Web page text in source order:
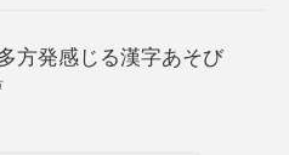
方発感じる漢字あそび